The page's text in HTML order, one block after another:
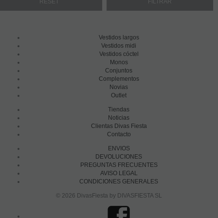
Vestidos largos
Vestidos midi
Vestidos cóctel
Monos
Conjuntos
Complementos
Novias
Outlet
Tiendas
Noticias
Clientas Divas Fiesta
Contacto
ENVIOS
DEVOLUCIONES
PREGUNTAS FRECUENTES
AVISO LEGAL
CONDICIONES GENERALES
© 2026 DivasFiesta by DIVASFIESTA SL